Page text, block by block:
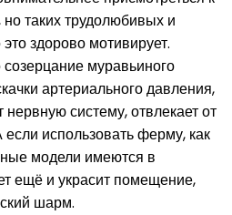
таких трудолюбивых и
здорово мотивирует.
муравьиного
артериального давления,
систему, отвлекает от
использовать ферму, как
модели имеются в
ещё и украсит помещение,
шарм.